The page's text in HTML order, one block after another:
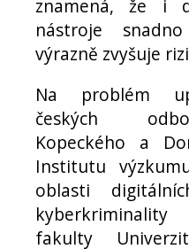
znamená, že i
nástroje
výrazně zvyšuje
Na problém
českých
Kopeckého a
Institutu
oblasti
fakulty